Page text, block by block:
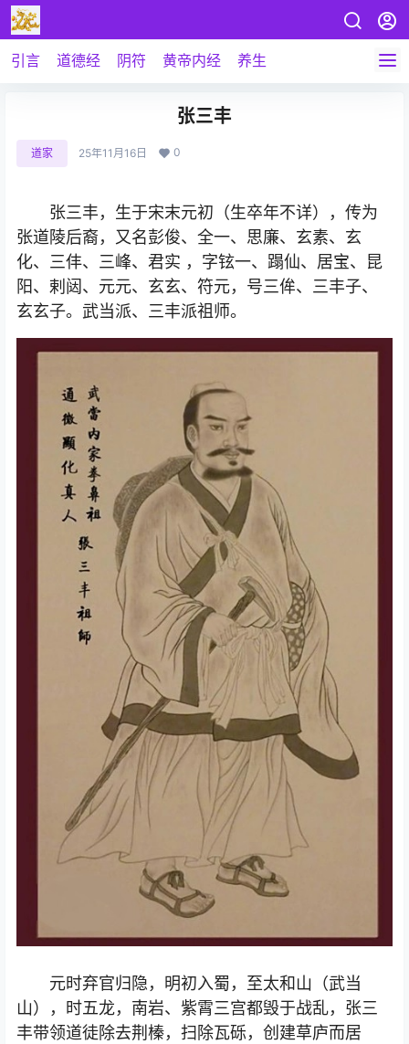
引言 道德经 阴符 黄帝内经 养生
张三丰
道家 25年11月16日 0
张三丰，生于宋末元初（生卒年不详），传为
张道陵后裔，又名彭俊、全一、思廉、玄素、玄
化、三仹、三峰、君实 ，字铉一、蹋仙、居宝、昆
阳、剌闼、元元、玄玄、符元，号三侔、三丰子、
玄玄子。武当派、三丰派祖师。
元时弃官归隐，明初入蜀，至太和山（武当
山），时五龙，南岩、紫霄三宫都毁于战乱，张三
丰带领道徒除去荆榛，扫除瓦砾，创建草庐而居